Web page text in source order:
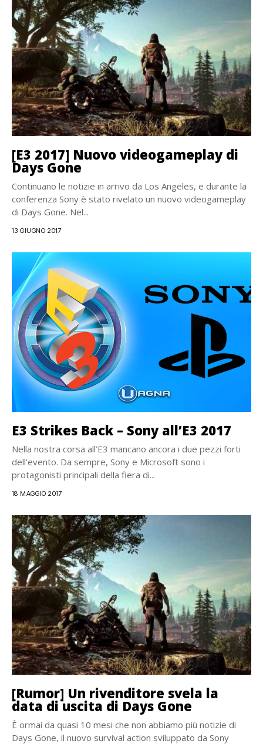
[E3 2017] Nuovo videogameplay di
Days Gone
Continuano le notizie in arrivo da Los Angeles, e durante la
conferenza Sony è stato rivelato un nuovo videogameplay
di Days Gone. Nel...
13 GIUGNO 2017
E3 Strikes Back – Sony all’E3 2017
Nella nostra corsa all’E3 mancano ancora i due pezzi forti
dell’evento. Da sempre, Sony e Microsoft sono i
protagonisti principali della fiera di...
18 MAGGIO 2017
[Rumor] Un rivenditore svela la
data di uscita di Days Gone
È ormai da quasi 10 mesi che non abbiamo più notizie di
Days Gone, il nuovo survival action sviluppato da Sony